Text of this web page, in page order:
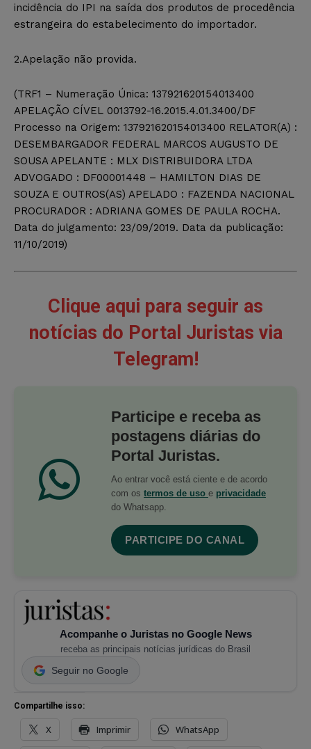
incidência do IPI na saída dos produtos de procedência
estrangeira do estabelecimento do importador.
2.Apelação não provida.
(TRF1 – Numeração Única: 137921620154013400
APELAÇÃO CÍVEL 0013792-16.2015.4.01.3400/DF
Processo na Origem: 137921620154013400 RELATOR(A) :
DESEMBARGADOR FEDERAL MARCOS AUGUSTO DE
SOUSA APELANTE : MLX DISTRIBUIDORA LTDA
ADVOGADO : DF00001448 – HAMILTON DIAS DE
SOUZA E OUTROS(AS) APELADO : FAZENDA NACIONAL
PROCURADOR : ADRIANA GOMES DE PAULA ROCHA.
Data do julgamento: 23/09/2019. Data da publicação:
11/10/2019)
Clique aqui para seguir as
notícias do Portal Juristas via
Telegram!
Participe e receba as
postagens diárias do
Portal Juristas.
Ao entrar você está ciente e de acordo
com os termos de uso e privacidade
do Whatsapp.
PARTICIPE DO CANAL
Acompanhe o Juristas no Google News
receba as principais notícias jurídicas do Brasil
Seguir no Google
Compartilhe isso:
X Imprimir WhatsApp